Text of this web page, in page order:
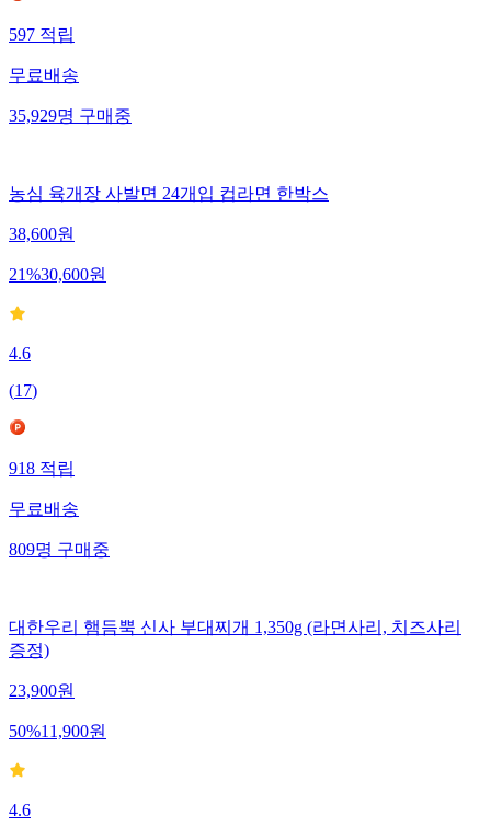
597 적립
무료배송
35,929명 구매중
농심 육개장 사발면 24개입 컵라면 한박스
38,600원
21%30,600원
4.6
(17)
918 적립
무료배송
809명 구매중
대한우리 햄듬뿍 신사 부대찌개 1,350g (라면사리, 치즈사리
증정)
23,900원
50%11,900원
4.6